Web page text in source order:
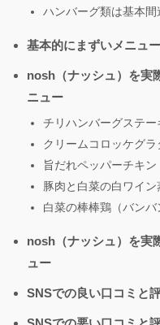
ハンバーグ類は基本間
基本的にまずいメニュ
nosh（ナッシュ）を実
ニュー
チリハンバーグステー
クリームコロッケグラ
旨だれペッパーチキン
豚肉と白菜の白ワイン
白菜の棒棒鶏（バンバ
nosh（ナッシュ）を実
ュー
SNSでの良い口コミと